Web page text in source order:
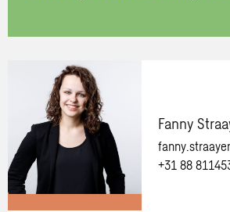
vraag
over
deze
training?
Neem
contact
op!
Fanny
+31 88